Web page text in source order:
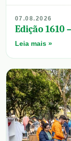
07.08.2026
Edição 1610
Leia mais »